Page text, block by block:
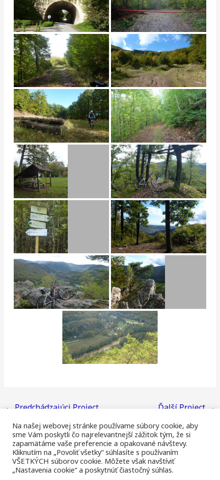
← Predchádzajúci Project Ďalší Project →
Všetky Vrchárske Koruny Privacy Policy Lg
Na našej webovej stránke používame súbory cookie, aby
sme Vám poskytli čo najrelevantnejší zážitok tým, že si
zapamätáme vaše preferencie a opakované návštevy.
Kliknutím na „Povoliť všetky“ súhlasíte s používaním
VŠETKÝCH súborov cookie. Môžete však navštíviť
„Nastavenia cookie“ a poskytnúť čiastočný súhlas.